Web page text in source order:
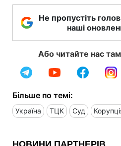
Не пропустіть
наші
Або читайте нас
Більше по темі:
Україна ТЦК Суд